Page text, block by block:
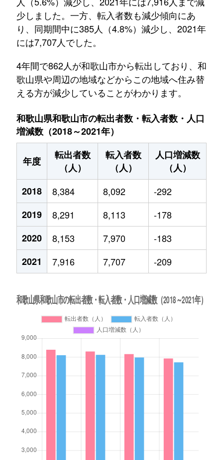
少しました。一方、転入者数も減少傾向にあ
り、同期間中に385人（4.8%）減少し、2021年
には7,707人でした。
4年間で862人が和歌山市から転出しており、和
歌山県や周辺の地域などからこの地域へ住み替
える方が減少していることがわかります。
和歌山県和歌山市の転出者数・転入者数・人口
増減数（2018～2021年）
年度
転出者数
（人）
転入者数
（人）
人口増減数
（人）
2018
8,384 8,092
-292
2019
8,291 8,113
-178
2020
8,153 7,970
-183
2021
7,916 7,707 -209